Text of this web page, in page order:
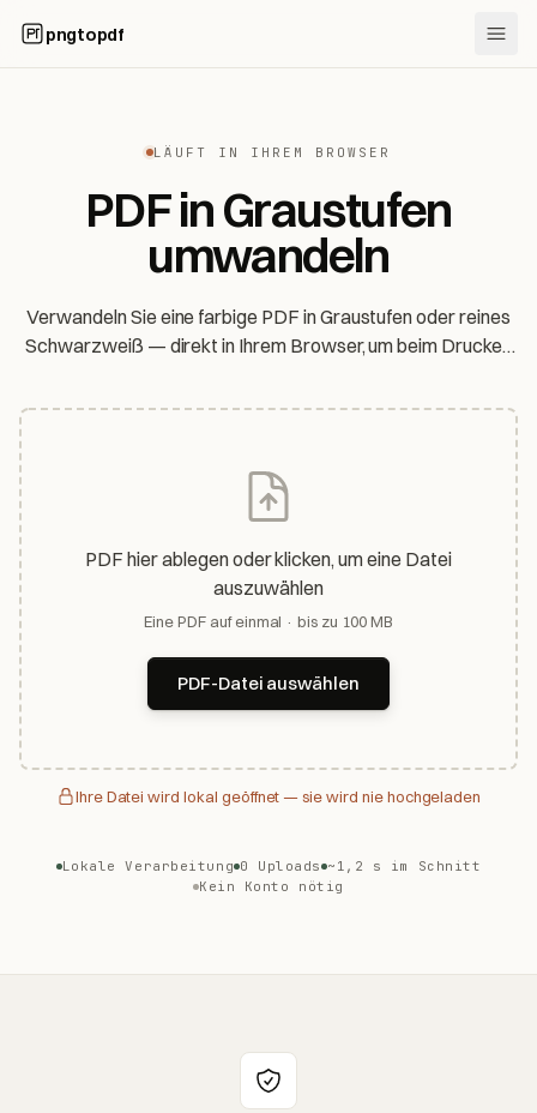
pngtopdf
LÄUFT IN IHREM BROWSER
PDF in Graustufen
umwandeln
Verwandeln Sie eine farbige PDF in Graustufen oder reines
Schwarzweiß — direkt in Ihrem Browser, um beim Drucken
PDF hier ablegen oder klicken, um eine Datei
auszuwählen
Eine PDF auf einmal · bis zu 100 MB
PDF-Datei auswählen
Ihre Datei wird lokal geöffnet — sie wird nie hochgeladen
Lokale Verarbeitung 0 Uploads ~1,2 s im Schnitt
Kein Konto nötig